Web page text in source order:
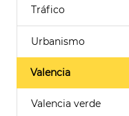
Tráfico
Urbanismo
Valencia
Valencia verde